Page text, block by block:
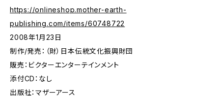
https://onlineshop.mother-earth-
publishing.com/items/60748722
2008年1月23日
制作/発売：（財）日本伝統文化振興財団
販売：ビクターエンターテインメント
添付CD：なし
出版社：マザーアース